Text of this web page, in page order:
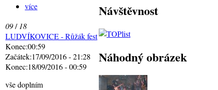
více
09/ 18
LUDVÍKOVICE - Růžák fest
Konec:00:59
Začátek:17/09/2016 - 21:28
Konec:18/09/2016 - 00:59
vše doplním
Návštěvnost
Náhodný obrázek